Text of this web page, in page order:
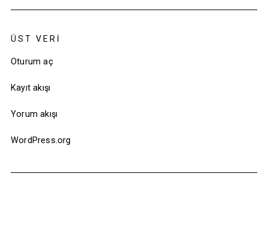
ÜST VERI
Oturum aç
Kayıt akışı
Yorum akışı
WordPress.org